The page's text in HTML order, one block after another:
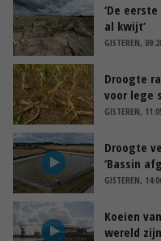
‘De
al kwijt’
GISTEREN,
Droogte
voor lege
GISTEREN,
Droogte
‘Bassin
GISTEREN,
Koeien
wereld